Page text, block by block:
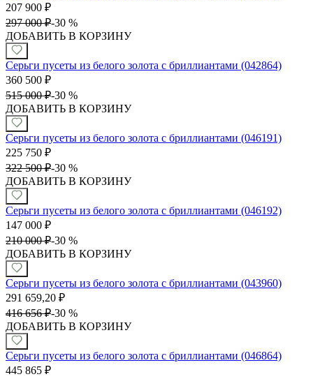
207 900 ₽
297 000 ₽-30 %
ДОБАВИТЬ В КОРЗИНУ
Серьги пусеты из белого золота с бриллиантами (042864)
360 500 ₽
515 000 ₽-30 %
ДОБАВИТЬ В КОРЗИНУ
Серьги пусеты из белого золота с бриллиантами (046191)
225 750 ₽
322 500 ₽-30 %
ДОБАВИТЬ В КОРЗИНУ
Серьги пусеты из белого золота с бриллиантами (046192)
147 000 ₽
210 000 ₽-30 %
ДОБАВИТЬ В КОРЗИНУ
Серьги пусеты из белого золота с бриллиантами (043960)
291 659,20 ₽
416 656 ₽-30 %
ДОБАВИТЬ В КОРЗИНУ
Серьги пусеты из белого золота с бриллиантами (046864)
445 865 ₽